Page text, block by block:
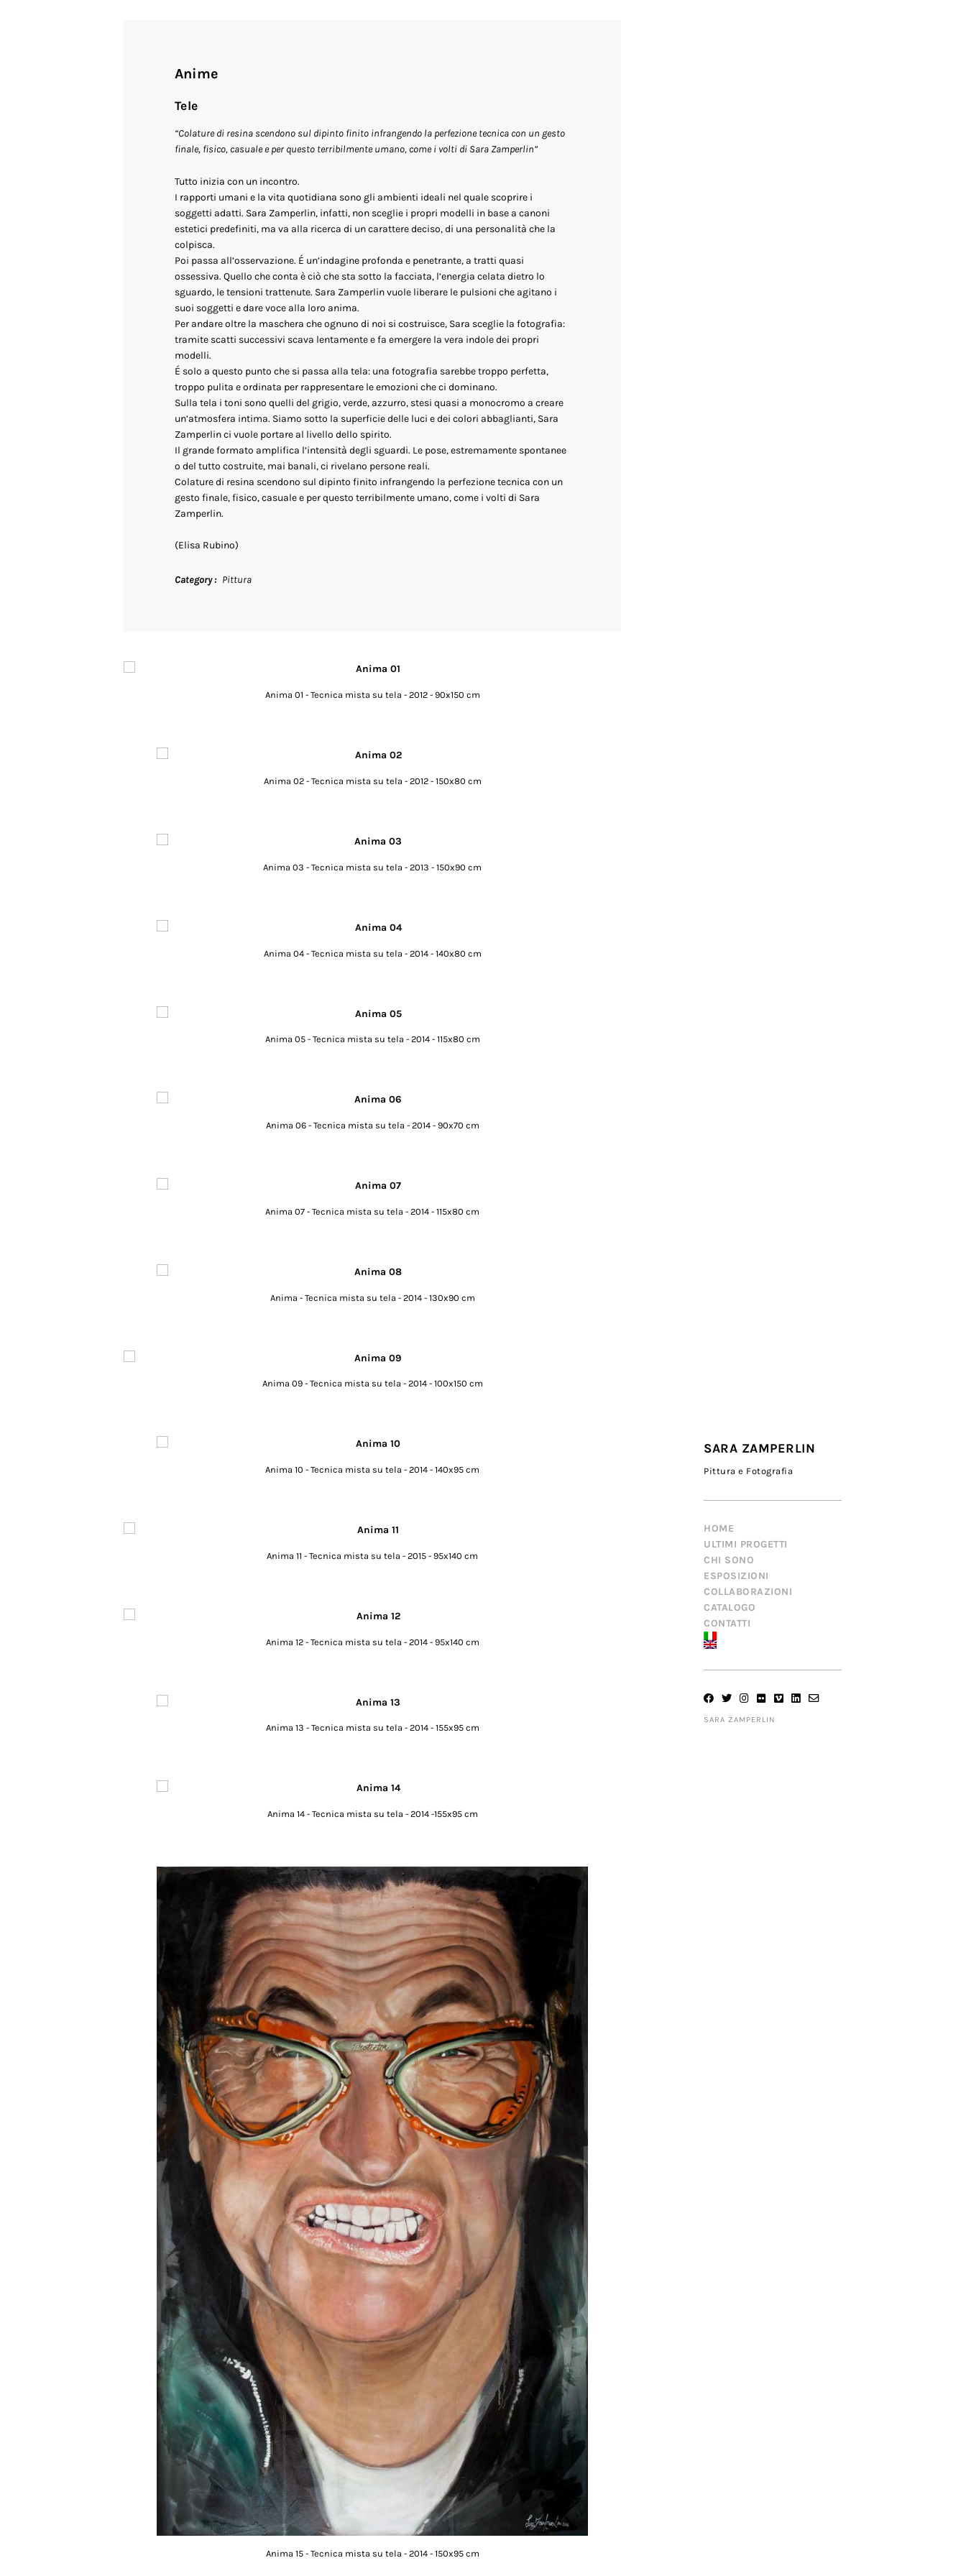
SARA ZAMPERLIN
Pittura e Fotografia
HOME
ULTIMI PROGETTI
CHI SONO
ESPOSIZIONI
COLLABORAZIONI
CATALOGO
CONTATTI
SARA ZAMPERLIN
Anime
Tele
“Colature di resina scendono sul dipinto finito infrangendo la perfezione tecnica con un gesto
finale, fisico, casuale e per questo terribilmente umano, come i volti di Sara Zamperlin”
Tutto inizia con un incontro.
I rapporti umani e la vita quotidiana sono gli ambienti ideali nel quale scoprire i
soggetti adatti. Sara Zamperlin, infatti, non sceglie i propri modelli in base a canoni
estetici predefiniti, ma va alla ricerca di un carattere deciso, di una personalità che la
colpisca.
Poi passa all’osservazione. É un’indagine profonda e penetrante, a tratti quasi
ossessiva. Quello che conta è ciò che sta sotto la facciata, l’energia celata dietro lo
sguardo, le tensioni trattenute. Sara Zamperlin vuole liberare le pulsioni che agitano i
suoi soggetti e dare voce alla loro anima.
Per andare oltre la maschera che ognuno di noi si costruisce, Sara sceglie la fotografia:
tramite scatti successivi scava lentamente e fa emergere la vera indole dei propri
modelli.
É solo a questo punto che si passa alla tela: una fotografia sarebbe troppo perfetta,
troppo pulita e ordinata per rappresentare le emozioni che ci dominano.
Sulla tela i toni sono quelli del grigio, verde, azzurro, stesi quasi a monocromo a creare
un’atmosfera intima. Siamo sotto la superficie delle luci e dei colori abbaglianti, Sara
Zamperlin ci vuole portare al livello dello spirito.
Il grande formato amplifica l’intensità degli sguardi. Le pose, estremamente spontanee
o del tutto costruite, mai banali, ci rivelano persone reali.
Colature di resina scendono sul dipinto finito infrangendo la perfezione tecnica con un
gesto finale, fisico, casuale e per questo terribilmente umano, come i volti di Sara
Zamperlin.
(Elisa Rubino)
Category Pittura
Anima 01 - Tecnica mista su tela - 2012 - 90x150 cm
Anima 02 - Tecnica mista su tela - 2012 - 150x80 cm
Anima 03 - Tecnica mista su tela - 2013 - 150x90 cm
Anima 04 - Tecnica mista su tela - 2014 - 140x80 cm
Anima 05 - Tecnica mista su tela - 2014 - 115x80 cm
Anima 06 - Tecnica mista su tela - 2014 - 90x70 cm
Anima 07 - Tecnica mista su tela - 2014 - 115x80 cm
Anima - Tecnica mista su tela - 2014 - 130x90 cm
Anima 09 - Tecnica mista su tela - 2014 - 100x150 cm
Anima 10 - Tecnica mista su tela - 2014 - 140x95 cm
Anima 11 - Tecnica mista su tela - 2015 - 95x140 cm
Anima 12 - Tecnica mista su tela - 2014 - 95x140 cm
Anima 13 - Tecnica mista su tela - 2014 - 155x95 cm
Anima 14 - Tecnica mista su tela - 2014 -155x95 cm
Anima 15 - Tecnica mista su tela - 2014 - 150x95 cm